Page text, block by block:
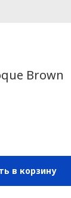
Brown
в корзину